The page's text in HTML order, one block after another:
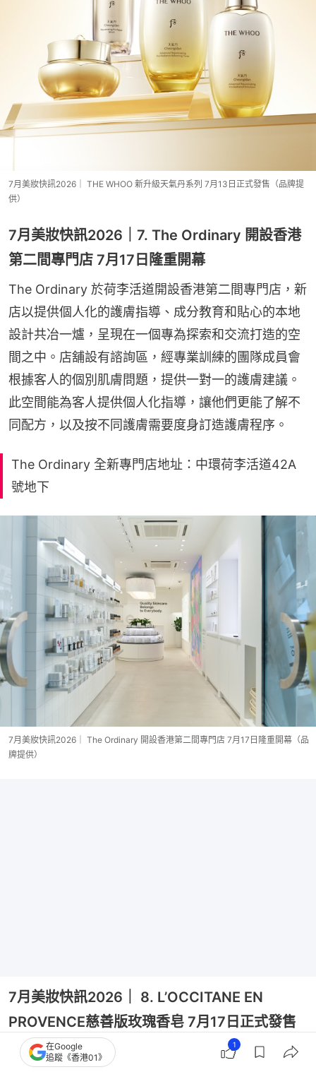
7月美妝快訊2026｜ THE WHOO 新升級天氣丹系列 7月13日正式發售（品牌提
供）
7月美妝快訊2026｜7. The Ordinary 開設香港
第二間專門店 7月17日隆重開幕
The Ordinary 於荷李活道開設香港第二間專門店，新
店以提供個人化的護膚指導、成分教育和貼心的本地
設計共冶一爐，呈現在一個專為探索和交流打造的空
間之中。店舖設有諮詢區，經專業訓練的團隊成員會
根據客人的個別肌膚問題，提供一對一的護膚建議。
此空間能為客人提供個人化指導，讓他們更能了解不
同配方，以及按不同護膚需要度身訂造護膚程序。
The Ordinary 全新專門店地址：中環荷李活道42A
號地下
7月美妝快訊2026｜ The Ordinary 開設香港第二間專門店 7月17日隆重開幕（品
牌提供）
7月美妝快訊2026｜ 8. L’OCCITANE EN
PROVENCE慈善版玫瑰香皂 7月17日正式發售
L’OCCITANE50 週年之際，推出全新「慈善版玫瑰香
在Google
追蹤《香港01》
1